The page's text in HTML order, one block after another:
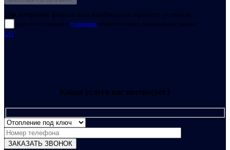
Для отправки формы вам необходимо принять условия:
прочитал и согласен с условиями обработки своих персональных данных
GO
Какая услуга вас интересует?